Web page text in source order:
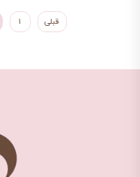
قبلی ۱